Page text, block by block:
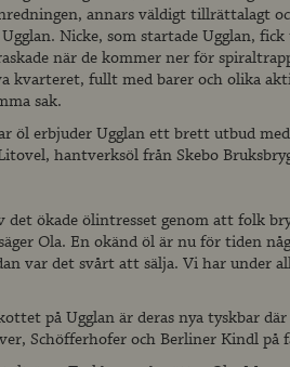
annars väldigt tillrättalagt
Ugglan. Nicke, som startade Ugglan,
när de kommer ner för
kvarteret, fullt med barer och olika
sak.
öl erbjuder Ugglan ett brett utbud
hantverksöl från Skebo
det ökade ölintresset genom att folk
Ola. En okänd öl är nu för tiden
var det svårt att sälja. Vi har under
på Ugglan är deras nya tyskbar
Schöfferhofer och Berliner Kindl på